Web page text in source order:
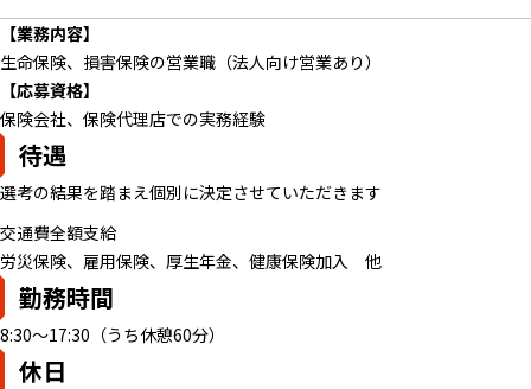
【業務内容】
生命保険、損害保険の営業職（法人向け営業あり）
【応募資格】
保険会社、保険代理店での実務経験
待遇
選考の結果を踏まえ個別に決定させていただきます
交通費全額支給
労災保険、雇用保険、厚生年金、健康保険加入 他
勤務時間
8:30～17:30（うち休憩60分）
休日